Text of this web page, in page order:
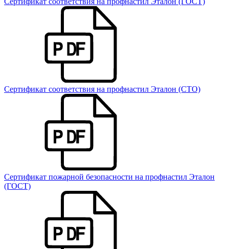
Сертификат соответствия на профнастил Эталон (СТО)
Сертификат пожарной безопасности на профнастил Эталон
(ГОСТ)